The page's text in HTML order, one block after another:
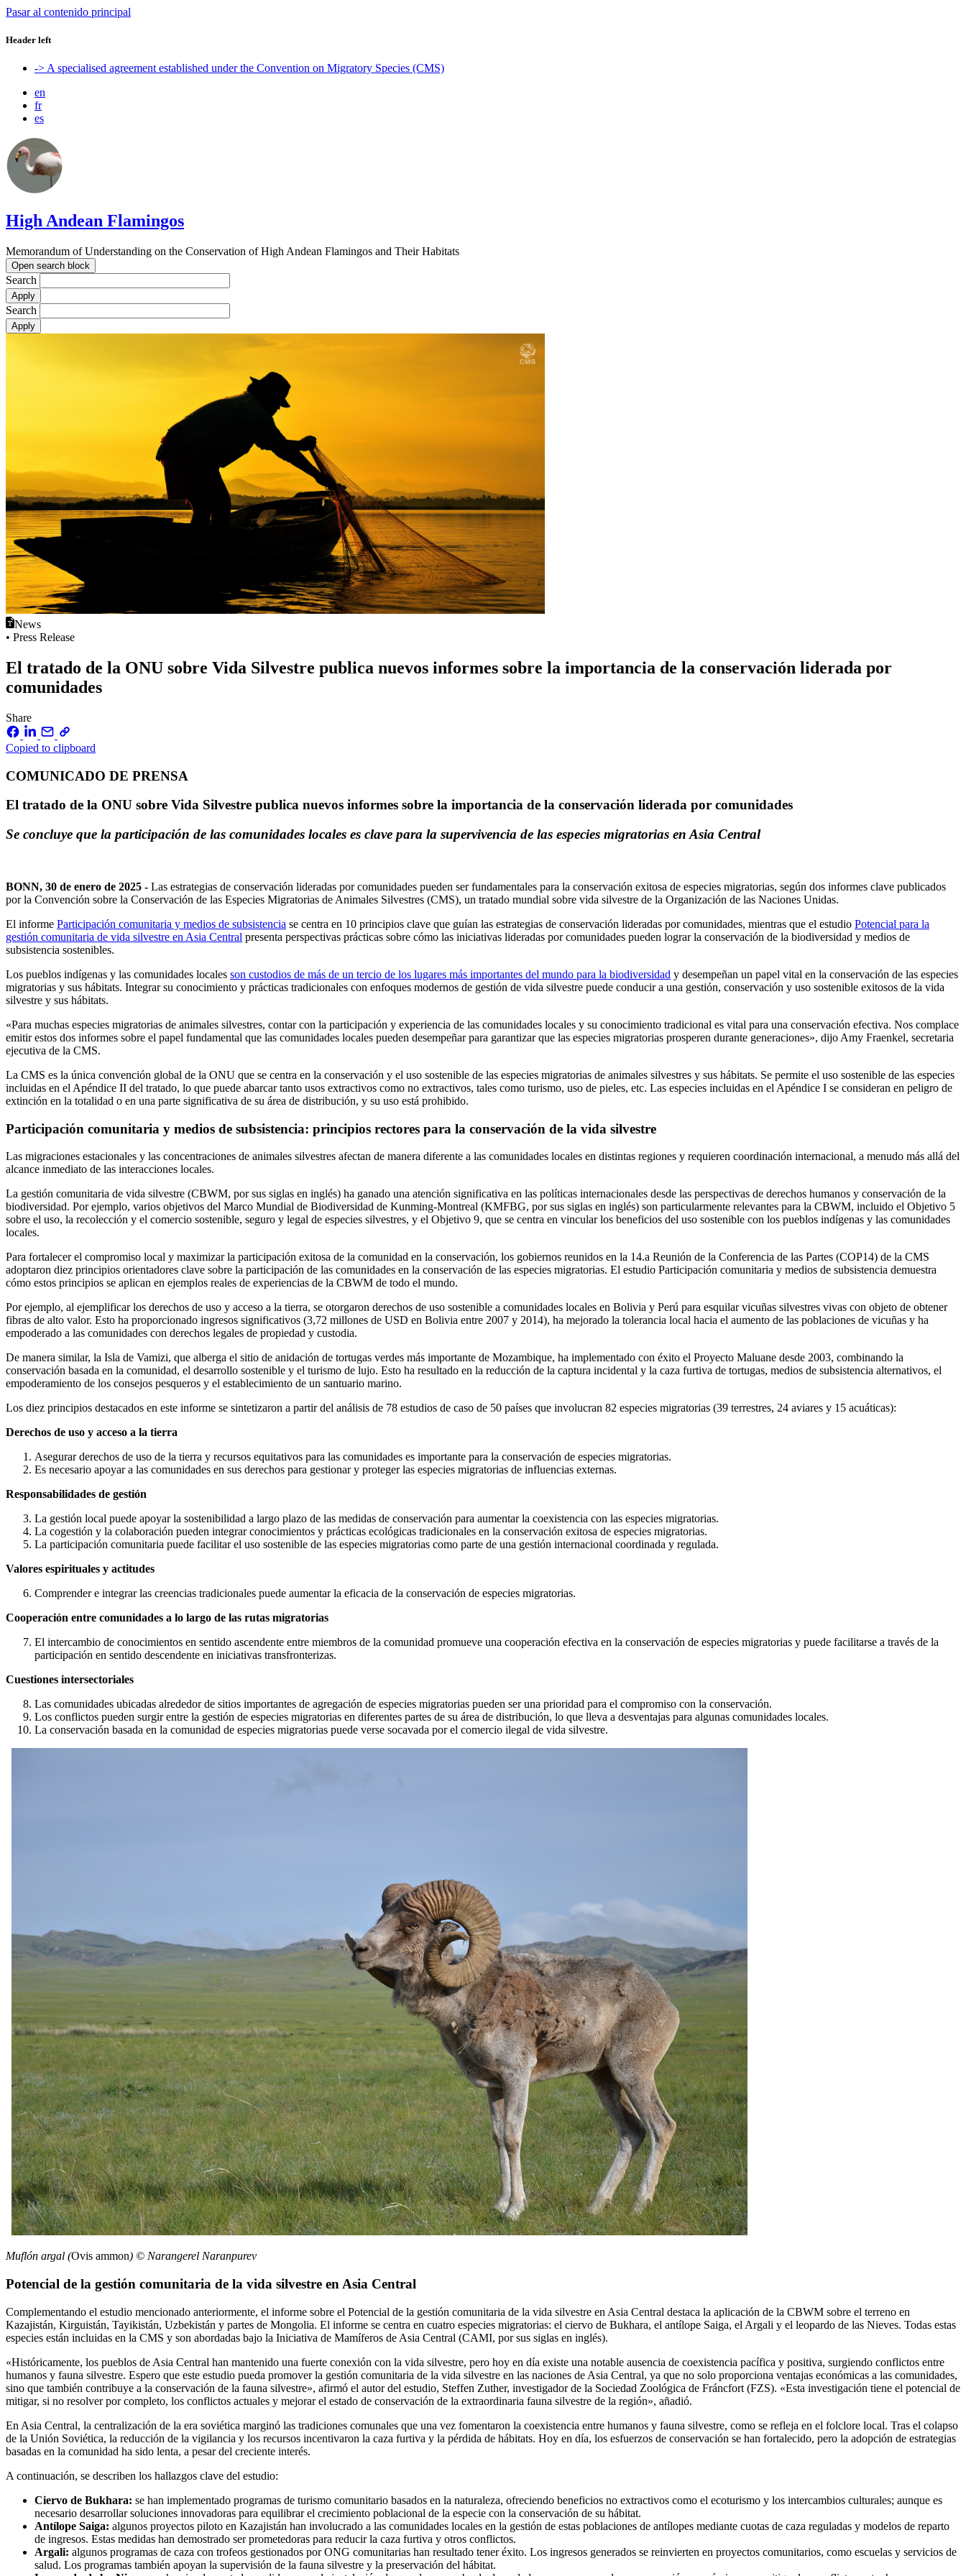
Pasar al contenido principal
Header left
-> A specialised agreement established under the Convention on Migratory Species (CMS)
en
fr
es
High Andean Flamingos
Memorandum of Understanding on the Conservation of High Andean Flamingos and Their Habitats
Open search block
Search
Search
News
• Press Release
El tratado de la ONU sobre Vida Silvestre publica nuevos informes sobre la importancia de la conservación liderada por
comunidades
Share
Copied to clipboard
COMUNICADO DE PRENSA
El tratado de la ONU sobre Vida Silvestre publica nuevos informes sobre la importancia de la conservación liderada por comunidades
Se concluye que la participación de las comunidades locales es clave para la supervivencia de las especies migratorias en Asia Central
BONN, 30 de enero de 2025 - Las estrategias de conservación lideradas por comunidades pueden ser fundamentales para la conservación exitosa de especies migratorias, según dos informes clave publicados
por la Convención sobre la Conservación de las Especies Migratorias de Animales Silvestres (CMS), un tratado mundial sobre vida silvestre de la Organización de las Naciones Unidas.
El informe Participación comunitaria y medios de subsistencia se centra en 10 principios clave que guían las estrategias de conservación lideradas por comunidades, mientras que el estudio Potencial para la
gestión comunitaria de vida silvestre en Asia Central presenta perspectivas prácticas sobre cómo las iniciativas lideradas por comunidades pueden lograr la conservación de la biodiversidad y medios de
subsistencia sostenibles.
Los pueblos indígenas y las comunidades locales son custodios de más de un tercio de los lugares más importantes del mundo para la biodiversidad y desempeñan un papel vital en la conservación de las especies
migratorias y sus hábitats. Integrar su conocimiento y prácticas tradicionales con enfoques modernos de gestión de vida silvestre puede conducir a una gestión, conservación y uso sostenible exitosos de la vida
silvestre y sus hábitats.
«Para muchas especies migratorias de animales silvestres, contar con la participación y experiencia de las comunidades locales y su conocimiento tradicional es vital para una conservación efectiva. Nos complace
emitir estos dos informes sobre el papel fundamental que las comunidades locales pueden desempeñar para garantizar que las especies migratorias prosperen durante generaciones», dijo Amy Fraenkel, secretaria
ejecutiva de la CMS.
La CMS es la única convención global de la ONU que se centra en la conservación y el uso sostenible de las especies migratorias de animales silvestres y sus hábitats. Se permite el uso sostenible de las especies
incluidas en el Apéndice II del tratado, lo que puede abarcar tanto usos extractivos como no extractivos, tales como turismo, uso de pieles, etc. Las especies incluidas en el Apéndice I se consideran en peligro de
extinción en la totalidad o en una parte significativa de su área de distribución, y su uso está prohibido.
Participación comunitaria y medios de subsistencia: principios rectores para la conservación de la vida silvestre
Las migraciones estacionales y las concentraciones de animales silvestres afectan de manera diferente a las comunidades locales en distintas regiones y requieren coordinación internacional, a menudo más allá del
alcance inmediato de las interacciones locales.
La gestión comunitaria de vida silvestre (CBWM, por sus siglas en inglés) ha ganado una atención significativa en las políticas internacionales desde las perspectivas de derechos humanos y conservación de la
biodiversidad. Por ejemplo, varios objetivos del Marco Mundial de Biodiversidad de Kunming-Montreal (KMFBG, por sus siglas en inglés) son particularmente relevantes para la CBWM, incluido el Objetivo 5
sobre el uso, la recolección y el comercio sostenible, seguro y legal de especies silvestres, y el Objetivo 9, que se centra en vincular los beneficios del uso sostenible con los pueblos indígenas y las comunidades
locales.
Para fortalecer el compromiso local y maximizar la participación exitosa de la comunidad en la conservación, los gobiernos reunidos en la 14.a Reunión de la Conferencia de las Partes (COP14) de la CMS
adoptaron diez principios orientadores clave sobre la participación de las comunidades en la conservación de las especies migratorias. El estudio Participación comunitaria y medios de subsistencia demuestra
cómo estos principios se aplican en ejemplos reales de experiencias de la CBWM de todo el mundo.
Por ejemplo, al ejemplificar los derechos de uso y acceso a la tierra, se otorgaron derechos de uso sostenible a comunidades locales en Bolivia y Perú para esquilar vicuñas silvestres vivas con objeto de obtener
fibras de alto valor. Esto ha proporcionado ingresos significativos (3,72 millones de USD en Bolivia entre 2007 y 2014), ha mejorado la tolerancia local hacia el aumento de las poblaciones de vicuñas y ha
empoderado a las comunidades con derechos legales de propiedad y custodia.
De manera similar, la Isla de Vamizi, que alberga el sitio de anidación de tortugas verdes más importante de Mozambique, ha implementado con éxito el Proyecto Maluane desde 2003, combinando la
conservación basada en la comunidad, el desarrollo sostenible y el turismo de lujo. Esto ha resultado en la reducción de la captura incidental y la caza furtiva de tortugas, medios de subsistencia alternativos, el
empoderamiento de los consejos pesqueros y el establecimiento de un santuario marino.
Los diez principios destacados en este informe se sintetizaron a partir del análisis de 78 estudios de caso de 50 países que involucran 82 especies migratorias (39 terrestres, 24 aviares y 15 acuáticas):
Derechos de uso y acceso a la tierra
Asegurar derechos de uso de la tierra y recursos equitativos para las comunidades es importante para la conservación de especies migratorias.
Es necesario apoyar a las comunidades en sus derechos para gestionar y proteger las especies migratorias de influencias externas.
Responsabilidades de gestión
La gestión local puede apoyar la sostenibilidad a largo plazo de las medidas de conservación para aumentar la coexistencia con las especies migratorias.
La cogestión y la colaboración pueden integrar conocimientos y prácticas ecológicas tradicionales en la conservación exitosa de especies migratorias.
La participación comunitaria puede facilitar el uso sostenible de las especies migratorias como parte de una gestión internacional coordinada y regulada.
Valores espirituales y actitudes
Comprender e integrar las creencias tradicionales puede aumentar la eficacia de la conservación de especies migratorias.
Cooperación entre comunidades a lo largo de las rutas migratorias
El intercambio de conocimientos en sentido ascendente entre miembros de la comunidad promueve una cooperación efectiva en la conservación de especies migratorias y puede facilitarse a través de la
participación en sentido descendente en iniciativas transfronterizas.
Cuestiones intersectoriales
Las comunidades ubicadas alrededor de sitios importantes de agregación de especies migratorias pueden ser una prioridad para el compromiso con la conservación.
Los conflictos pueden surgir entre la gestión de especies migratorias en diferentes partes de su área de distribución, lo que lleva a desventajas para algunas comunidades locales.
La conservación basada en la comunidad de especies migratorias puede verse socavada por el comercio ilegal de vida silvestre.
Muflón argal (Ovis ammon) © Narangerel Naranpurev
Potencial de la gestión comunitaria de la vida silvestre en Asia Central
Complementando el estudio mencionado anteriormente, el informe sobre el Potencial de la gestión comunitaria de la vida silvestre en Asia Central destaca la aplicación de la CBWM sobre el terreno en
Kazajistán, Kirguistán, Tayikistán, Uzbekistán y partes de Mongolia. El informe se centra en cuatro especies migratorias: el ciervo de Bukhara, el antílope Saiga, el Argali y el leopardo de las Nieves. Todas estas
especies están incluidas en la CMS y son abordadas bajo la Iniciativa de Mamíferos de Asia Central (CAMI, por sus siglas en inglés).
«Históricamente, los pueblos de Asia Central han mantenido una fuerte conexión con la vida silvestre, pero hoy en día existe una notable ausencia de coexistencia pacífica y positiva, surgiendo conflictos entre
humanos y fauna silvestre. Espero que este estudio pueda promover la gestión comunitaria de la vida silvestre en las naciones de Asia Central, ya que no solo proporciona ventajas económicas a las comunidades,
sino que también contribuye a la conservación de la fauna silvestre», afirmó el autor del estudio, Steffen Zuther, investigador de la Sociedad Zoológica de Fráncfort (FZS). «Esta investigación tiene el potencial de
mitigar, si no resolver por completo, los conflictos actuales y mejorar el estado de conservación de la extraordinaria fauna silvestre de la región», añadió.
En Asia Central, la centralización de la era soviética marginó las tradiciones comunales que una vez fomentaron la coexistencia entre humanos y fauna silvestre, como se refleja en el folclore local. Tras el colapso
de la Unión Soviética, la reducción de la vigilancia y los recursos incentivaron la caza furtiva y la pérdida de hábitats. Hoy en día, los esfuerzos de conservación se han fortalecido, pero la adopción de estrategias
basadas en la comunidad ha sido lenta, a pesar del creciente interés.
A continuación, se describen los hallazgos clave del estudio:
Ciervo de Bukhara: se han implementado programas de turismo comunitario basados en la naturaleza, ofreciendo beneficios no extractivos como el ecoturismo y los intercambios culturales; aunque es
necesario desarrollar soluciones innovadoras para equilibrar el crecimiento poblacional de la especie con la conservación de su hábitat.
Antílope Saiga: algunos proyectos piloto en Kazajistán han involucrado a las comunidades locales en la gestión de estas poblaciones de antílopes mediante cuotas de caza reguladas y modelos de reparto
de ingresos. Estas medidas han demostrado ser prometedoras para reducir la caza furtiva y otros conflictos.
Argali: algunos programas de caza con trofeos gestionados por ONG comunitarias han resultado tener éxito. Los ingresos generados se reinvierten en proyectos comunitarios, como escuelas y servicios de
salud. Los programas también apoyan la supervisión de la fauna silvestre y la preservación del hábitat.